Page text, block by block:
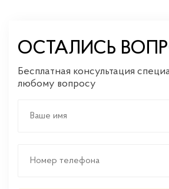
ОСТАЛИСЬ
Бесплатная консультация
любому вопросу